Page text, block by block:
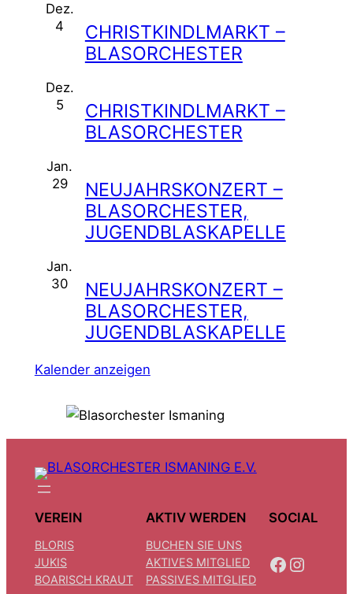
Dez.
4
CHRISTKINDLMARKT –
BLASORCHESTER
Dez.
5
CHRISTKINDLMARKT –
BLASORCHESTER
Jan.
29
NEUJAHRSKONZERT –
BLASORCHESTER,
JUGENDBLASKAPELLE
Jan.
30
NEUJAHRSKONZERT –
BLASORCHESTER,
JUGENDBLASKAPELLE
Kalender anzeigen
VEREIN
BLORIS
JUKIS
BOARISCH KRAUT
AKTIV WERDEN
BUCHEN SIE UNS
AKTIVES MITGLIED
PASSIVES MITGLIED
SOCIAL
FACEBOOK INSTAGRAM